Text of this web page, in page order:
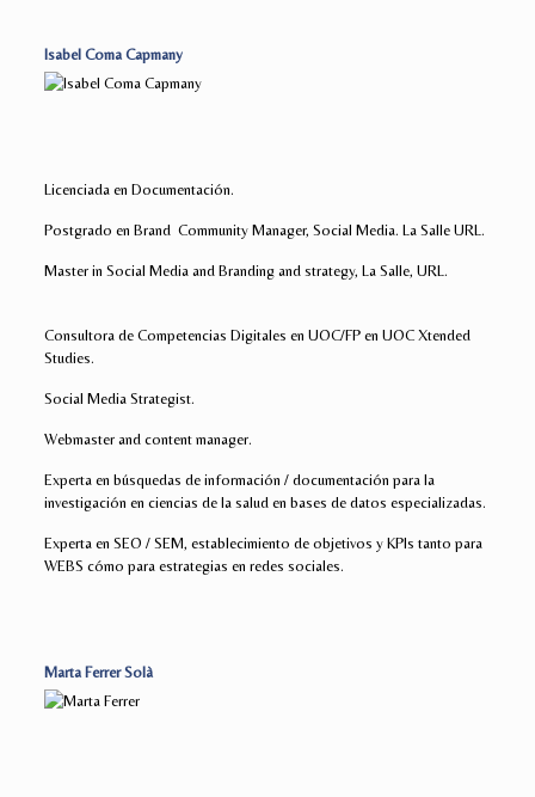
Isabel Coma Capmany
Licenciada en Documentación.
Postgrado en Brand Community Manager, Social Media. La Salle URL.
Master in Social Media and Branding and strategy, La Salle, URL.
Consultora de Competencias Digitales en UOC/FP en UOC Xtended
Studies.
Social Media Strategist.
Webmaster and content manager.
Experta en búsquedas de información / documentación para la
investigación en ciencias de la salud en bases de datos especializadas.
Experta en SEO / SEM, establecimiento de objetivos y KPIs tanto para
WEBS cómo para estrategias en redes sociales.
Marta Ferrer Solà